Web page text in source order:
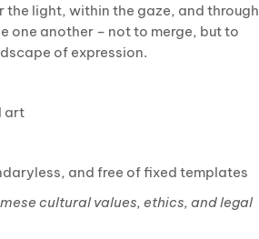
light, within the gaze, and through
one another – not to merge, but to
of expression.
art
and free of fixed templates
cultural values, ethics, and legal